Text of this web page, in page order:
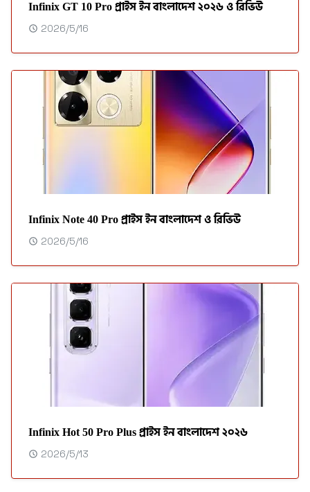
Infinix GT 10 Pro প্রাইস ইন বাংলাদেশ ২০২৬ ও রিভিউ
2026/5/16
Infinix Note 40 Pro প্রাইস ইন বাংলাদেশ ও রিভিউ
2026/5/16
Infinix Hot 50 Pro Plus প্রাইস ইন বাংলাদেশ ২০২৬
2026/5/13